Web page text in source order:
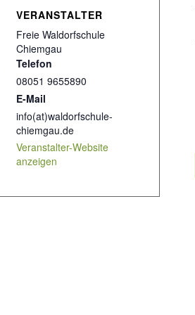
VERANSTALTER
Freie Waldorfschule
Chiemgau
Telefon
08051 9655890
E-Mail
info(at)waldorfschule-
chiemgau.de
Veranstalter-Website
anzeigen